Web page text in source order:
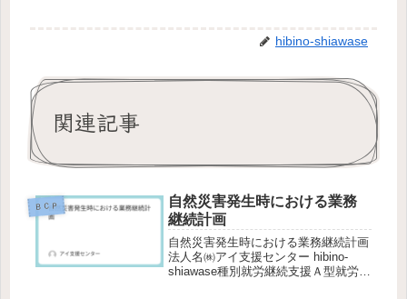
hibino-shiawase
関連記事
ＢＣＰ
自然災害発生時における業務
継続計画
自然災害発生時における業務継続計画
法人名㈱アイ支援センター hibino-
shiawase種別就労継続支援Ａ型就労継